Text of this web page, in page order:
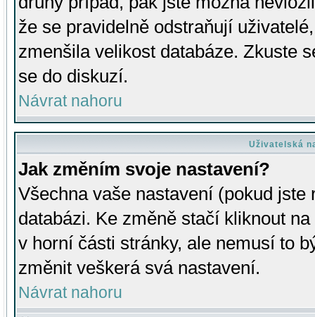
že se pravidelně odstraňují
zmenšila velikost databáze. Zkuste
se do diskuzí.
Návrat nahoru
Uživatelská
Jak změním svoje nastavení?
Všechna vaše nastavení (pokud
databázi. Ke změně stačí kliknout
v horní části stránky, ale nemusí to
změnit veškerá svá nastavení.
Návrat nahoru